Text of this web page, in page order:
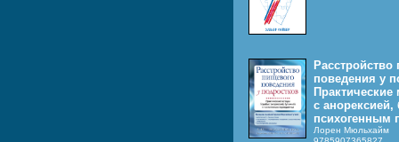
Расстройство
поведения у
с
психогенным
Лорен Мюльхайм